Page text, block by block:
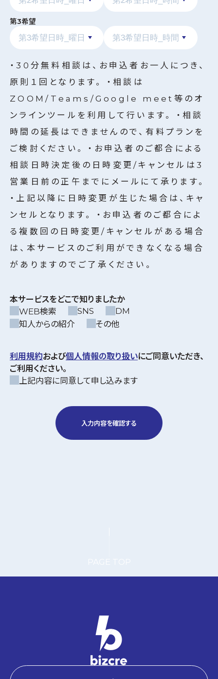
第3希望
・30分無料相談は、お申込者お一人につき、
原則１回となります。 ・相談は
ZOOM/Teams/Google meet等のオ
ンラインツールを利用して行います。 ・相談
時間の延長はできませんので、有料プランを
ご検討ください。 ・お申込者のご都合による
相談日時決定後の日時変更/キャンセルは3
営業日前の正午までにメールにて承ります。
・上記以降に日時変更が生じた場合は、キャ
ンセルとなります。 ・お申込者のご都合によ
る複数回の日時変更/キャンセルがある場合
は、本サービスのご利用ができなくなる場合
がありますのでご了承ください。
本サービスをどこで知りましたか
WEB検索
SNS
DM
知人からの紹介
その他
利用規約および個人情報の取り扱いにご同意いただき、
ご利用ください。
上記内容に同意して申し込みます
入力内容を確認する